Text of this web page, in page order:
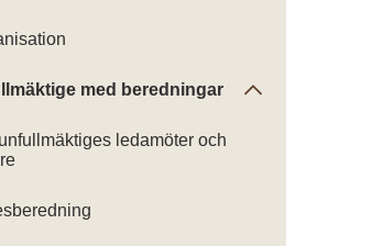
med beredningar
ledamöter och